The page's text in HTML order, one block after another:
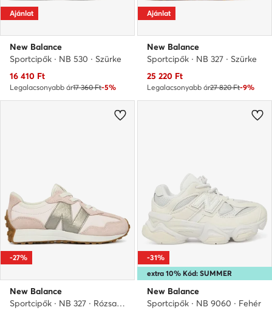
Ajánlat
New Balance
Sportcipők · NB 530 · Szürke
Aktuális ár
16 410 Ft
Legalacsonyabb ár17 360 Ft-5%
Ajánlat
New Balance
Sportcipők · NB 327 · Szürke
Aktuális ár
25 220 Ft
Legalacsonyabb ár27 820 Ft-9%
-27%
New Balance
Sportcipők · NB 327 · Rózsaszín
extra 10% Kód: SUMMER
-31%
New Balance
Sportcipők · NB 9060 · Fehér